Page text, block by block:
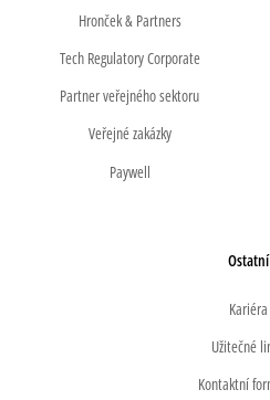
Hronček & Partners
Tech Regulatory Corporate
Partner veřejného sektoru
Veřejné zakázky
Paywell
Ostatní
Kariéra
Užitečné
Kontaktní